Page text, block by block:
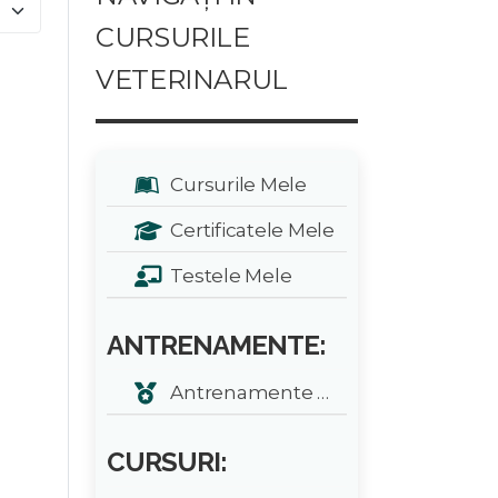
CURSURILE
VETERINARUL
Cursurile Mele
Certificatele Mele
Testele Mele
ANTRENAMENTE:
Antrenamente zilnice
CURSURI: